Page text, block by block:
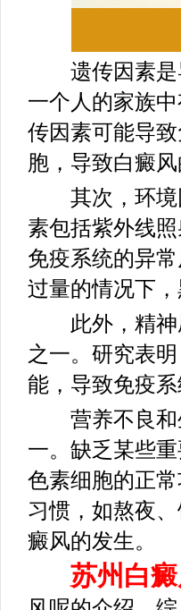
遗传因素是
一个人的家族
传因素可能导
胞，导致白癜风
其次，环境
素包括紫外线
免疫系统的异
过量的情况下
此外，精神
之一。研究表
能，导致免疫
营养不良和
一。缺乏某些
色素细胞的正
习惯，如熬夜
癜风的发生。
苏州白